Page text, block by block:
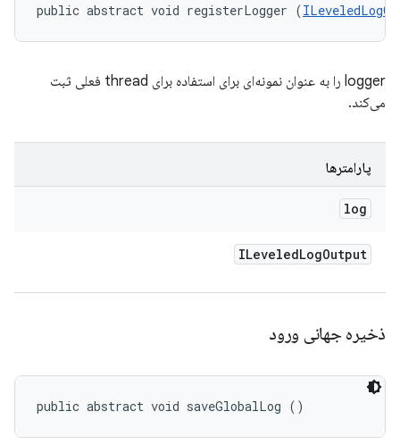
public abstract void registerLogger (
logger را به عنوان نمونه‌ای برای استفاده برای thread فعلی ثبت
می‌کند.
پارامترها
log
ILeveledLogOutput
ذخیره جهانی ورود
public abstract void saveGlobalLog ()